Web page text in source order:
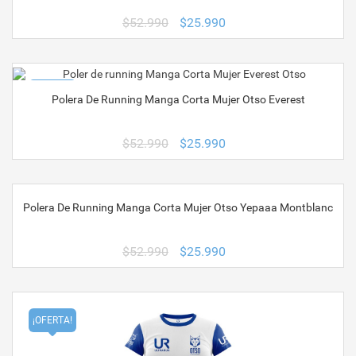
$52.990
El
precio
era:
$52.990.
$25.990
precio
es:
$25.990.
Polera De Running Manga Corta Mujer Otso Everest
$52.990
El
precio
era:
$52.990.
$25.990
precio
es:
$25.990.
¡OFERTA!
Polera De Running Manga Corta Mujer Otso Yepaaa Montblanc
$52.990
El
precio
era:
$52.990.
$25.990
precio
es:
¡OFERTA!